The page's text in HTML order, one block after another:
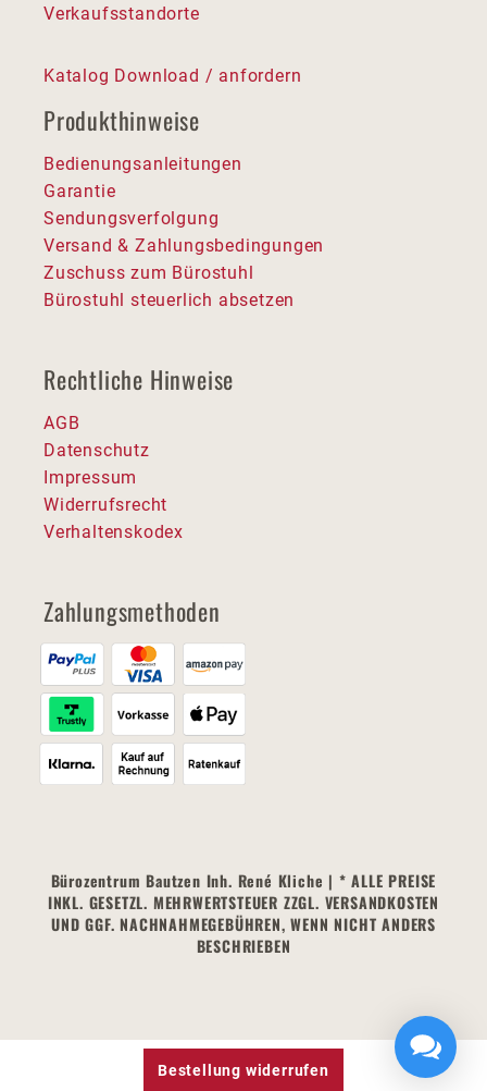
Verkaufsstandorte
Katalog Download / anfordern
Produkthinweise
Bedienungsanleitungen
Garantie
Sendungsverfolgung
Versand & Zahlungsbedingungen
Zuschuss zum Bürostuhl
Bürostuhl steuerlich absetzen
Rechtliche Hinweise
AGB
Datenschutz
Impressum
Widerrufsrecht
Verhaltenskodex
Zahlungsmethoden
Bürozentrum Bautzen Inh. René Kliche | * ALLE PREISE
INKL. GESETZL. MEHRWERTSTEUER ZZGL. VERSANDKOSTEN
UND GGF. NACHNAHMEGEBÜHREN, WENN NICHT ANDERS
BESCHRIEBEN
Bestellung widerrufen